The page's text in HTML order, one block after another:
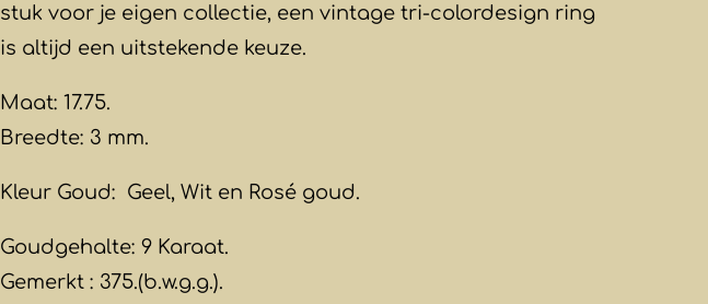
stuk voor je eigen collectie, een vintage tri-colordesign ring
is altijd een uitstekende keuze.
Maat: 17.75.
Breedte: 3 mm.
Kleur Goud: Geel, Wit en Rosé goud.
Goudgehalte: 9 Karaat.
Gemerkt : 375.(b.w.g.g.).